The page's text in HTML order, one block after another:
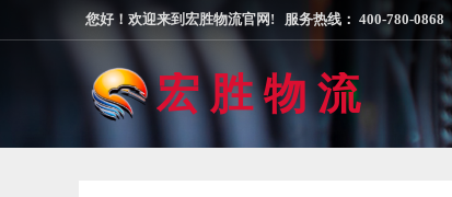
您好！欢迎来到宏胜物流官网! 服务热线： 400-780-0868
宏 胜 物 流